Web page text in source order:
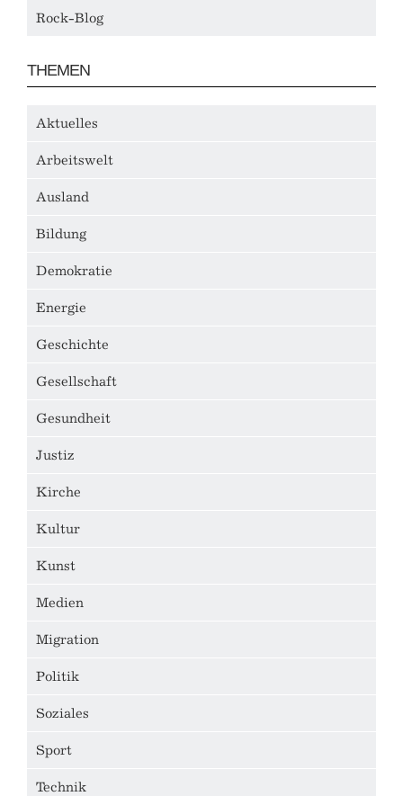
Rock-Blog
THEMEN
Aktuelles
Arbeitswelt
Ausland
Bildung
Demokratie
Energie
Geschichte
Gesellschaft
Gesundheit
Justiz
Kirche
Kultur
Kunst
Medien
Migration
Politik
Soziales
Sport
Technik